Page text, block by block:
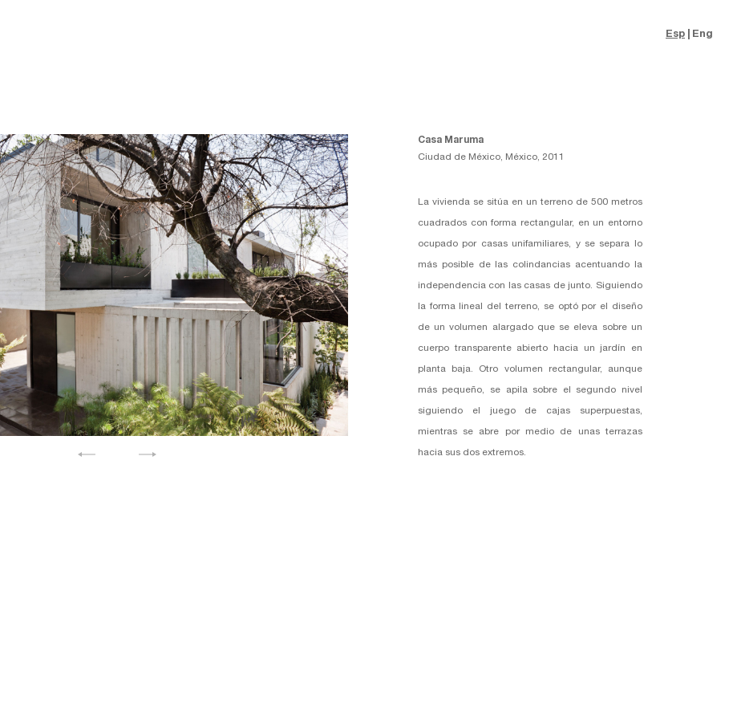
Esp Eng
Casa Maruma
Ciudad de México, México, 2011
La vivienda se sitúa en un terreno de 500 metros
cuadrados con forma rectangular, en un entorno
ocupado por casas unifamiliares, y se separa lo
más posible de las colindancias acentuando la
independencia con las casas de junto. Siguiendo
la forma lineal del terreno, se optó por el diseño
de un volumen alargado que se eleva sobre un
cuerpo transparente abierto hacia un jardín en
planta baja. Otro volumen rectangular, aunque
más pequeño, se apila sobre el segundo nivel
siguiendo el juego de cajas superpuestas,
mientras se abre por medio de unas terrazas
hacia sus dos extremos.